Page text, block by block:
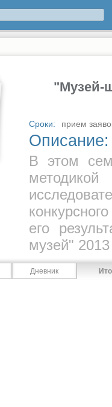
"Музей-
Сроки: прием
Описание:
В этом
его
музей" 2013
Дневник